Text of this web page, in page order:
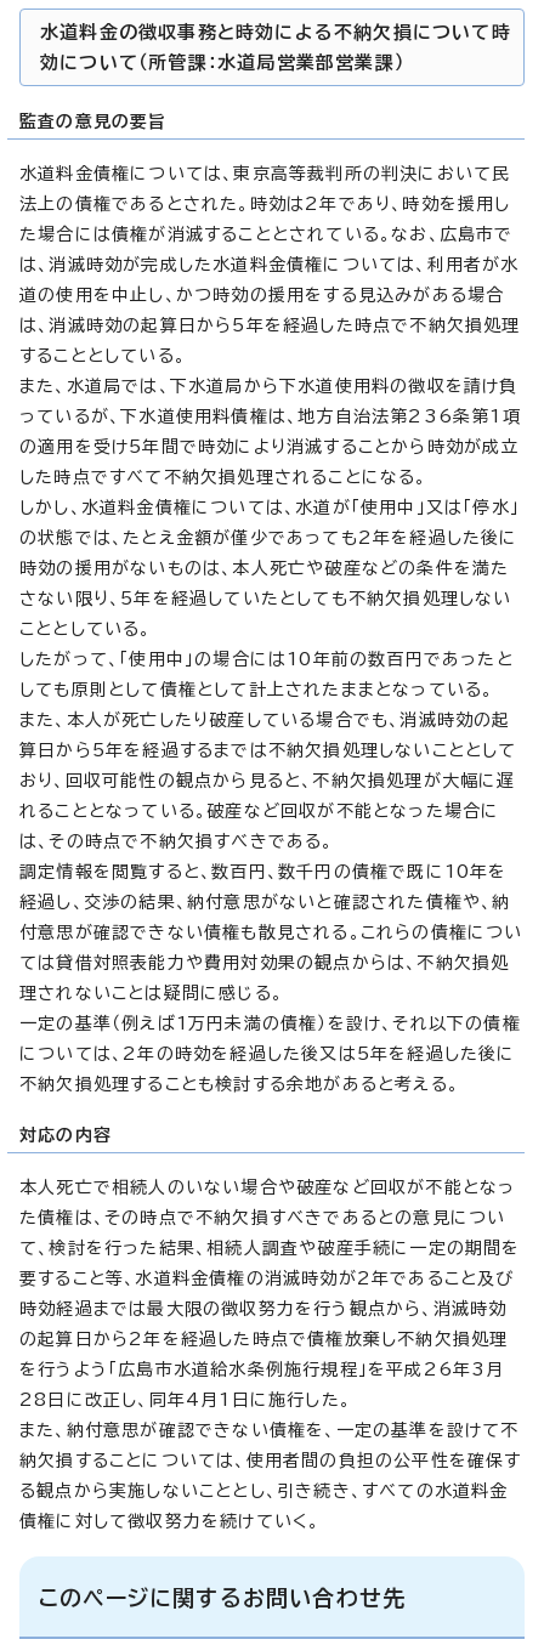
水道料金の徴収事務と時効による不納欠損について時
効について（所管課：水道局営業部営業課）
監査の意見の要旨
水道料金債権については、東京高等裁判所の判決において民
法上の債権であるとされた。時効は2年であり、時効を援用し
た場合には債権が消滅することとされている。なお、広島市で
は、消滅時効が完成した水道料金債権については、利用者が水
道の使用を中止し、かつ時効の援用をする見込みがある場合
は、消滅時効の起算日から5年を経過した時点で不納欠損処理
することとしている。
また、水道局では、下水道局から下水道使用料の徴収を請け負
っているが、下水道使用料債権は、地方自治法第236条第1項
の適用を受け5年間で時効により消滅することから時効が成立
した時点ですべて不納欠損処理されることになる。
しかし、水道料金債権については、水道が「使用中」又は「停水」
の状態では、たとえ金額が僅少であっても2年を経過した後に
時効の援用がないものは、本人死亡や破産などの条件を満た
さない限り、5年を経過していたとしても不納欠損処理しない
こととしている。
したがって、「使用中」の場合には10年前の数百円であったと
しても原則として債権として計上されたままとなっている。
また、本人が死亡したり破産している場合でも、消滅時効の起
算日から5年を経過するまでは不納欠損処理しないこととして
おり、回収可能性の観点から見ると、不納欠損処理が大幅に遅
れることとなっている。破産など回収が不能となった場合に
は、その時点で不納欠損すべきである。
調定情報を閲覧すると、数百円、数千円の債権で既に10年を
経過し、交渉の結果、納付意思がないと確認された債権や、納
付意思が確認できない債権も散見される。これらの債権につい
ては貸借対照表能力や費用対効果の観点からは、不納欠損処
理されないことは疑問に感じる。
一定の基準（例えば1万円未満の債権）を設け、それ以下の債権
については、2年の時効を経過した後又は5年を経過した後に
不納欠損処理することも検討する余地があると考える。
対応の内容
本人死亡で相続人のいない場合や破産など回収が不能となっ
た債権は、その時点で不納欠損すべきであるとの意見につい
て、検討を行った結果、相続人調査や破産手続に一定の期間を
要すること等、水道料金債権の消滅時効が2年であること及び
時効経過までは最大限の徴収努力を行う観点から、消滅時効
の起算日から2年を経過した時点で債権放棄し不納欠損処理
を行うよう「広島市水道給水条例施行規程」を平成26年3月
28日に改正し、同年4月1日に施行した。
また、納付意思が確認できない債権を、一定の基準を設けて不
納欠損することについては、使用者間の負担の公平性を確保す
る観点から実施しないこととし、引き続き、すべての水道料金
債権に対して徴収努力を続けていく。
このページに関するお問い合わせ先